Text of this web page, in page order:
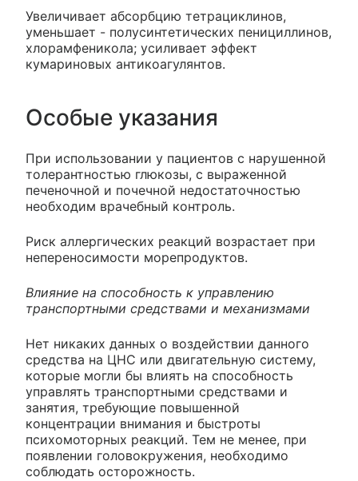
Увеличивает абсорбцию тетрациклинов,
уменьшает - полусинтетических пенициллинов,
хлорамфеникола; усиливает эффект
кумариновых антикоагулянтов.
Особые указания
При использовании у пациентов с нарушенной
толерантностью глюкозы, с выраженной
печеночной и почечной недостаточностью
необходим врачебный контроль.
Риск аллергических реакций возрастает при
непереносимости морепродуктов.
Влияние на способность к управлению
транспортными средствами и механизмами
Нет никаких данных о воздействии данного
средства на ЦНС или двигательную систему,
которые могли бы влиять на способность
управлять транспортными средствами и
занятия, требующие повышенной
концентрации внимания и быстроты
психомоторных реакций. Тем не менее, при
появлении головокружения, необходимо
соблюдать осторожность.